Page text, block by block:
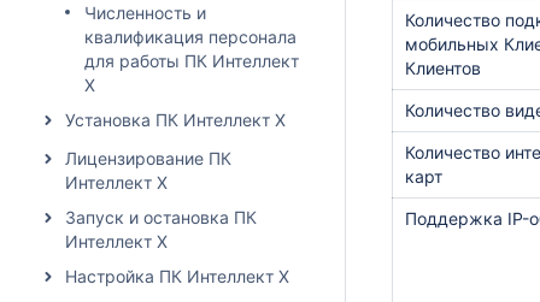
Численность и
квалификация персонала
для работы ПК Интеллект
X
Установка ПК Интеллект X
Лицензирование ПК
Интеллект X
Запуск и остановка ПК
Интеллект X
Настройка ПК Интеллект X
Количество
мобильных
Клиентов
Количество
Количество
карт
Поддержка IP-